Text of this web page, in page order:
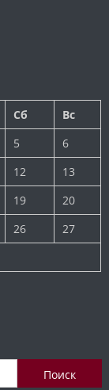
Сб
Вс
5
6
12
13
19
20
26
27
Найти: